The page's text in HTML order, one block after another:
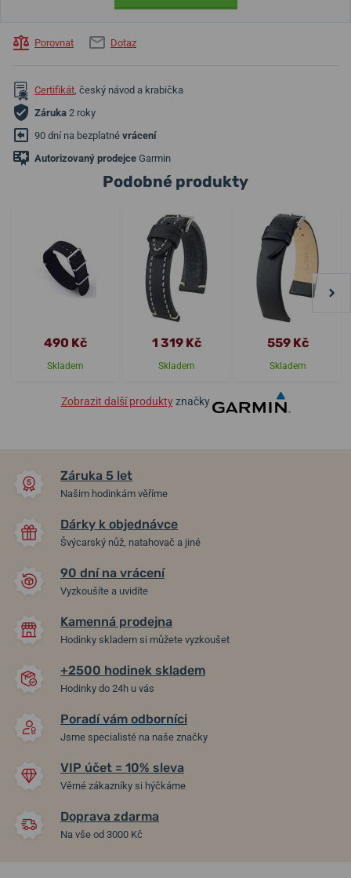
Porovnat Dotaz
Certifikát, český návod a krabička
Záruka 2 roky
90 dní na bezplatné vrácení
Autorizovaný prodejce Garmin
Podobné produkty
490 Kč
Skladem
1 319 Kč
Skladem
559 Kč
Skladem
Zobrazit další produktyznačky
Záruka 5 let
Našim hodinkám věříme
Dárky k objednávce
Švýcarský nůž, natahovač a jiné
90 dní na vrácení
Vyzkoušíte a uvidíte
Kamenná prodejna
Hodinky skladem si můžete vyzkoušet
+2500 hodinek skladem
Hodinky do 24h u vás
Poradí vám odborníci
Jsme specialisté na naše značky
VIP účet = 10% sleva
Věrné zákazníky si hýčkáme
Doprava zdarma
Na vše od 3000 Kč